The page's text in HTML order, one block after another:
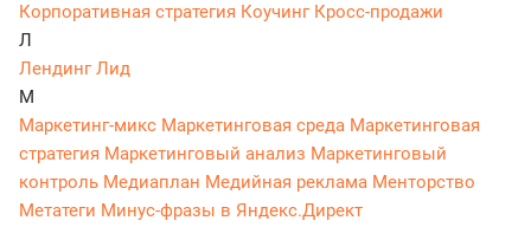
Корпоративная стратегия Коучинг Кросс-продажи
Л
ЛендингЛид
М
Маркетинг-микс Маркетинговая среда Маркетинговая
стратегия Маркетинговый анализ Маркетинговый
контроль Медиаплан Медийная реклама Менторство
Метатеги Минус-фразы в Яндекс.Директ